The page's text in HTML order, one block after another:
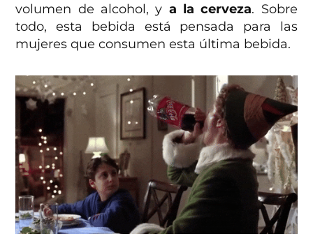
volumen de alcohol, y a la cerveza. Sobre
todo, esta bebida está pensada para las
mujeres que consumen esta última bebida.